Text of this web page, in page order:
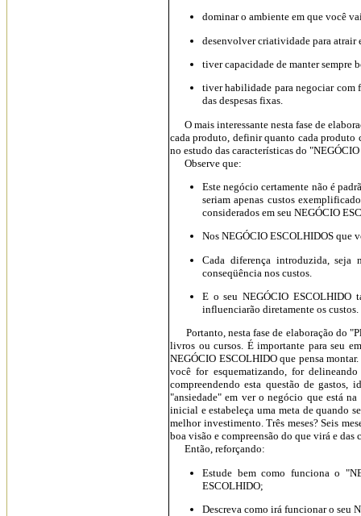
dominar o ambiente em que você
desenvolver criatividade para atrair
tiver capacidade de manter sempre
tiver habilidade para negociar com
das despesas fixas.
O mais interessante nesta fase de
cada produto, definir quanto cada produto
no estudo das características do
Observe que:
Este negócio certamente não é
seriam apenas custos
considerados em seu NEGÓCIO
Nos NEGÓCIO ESCOLHIDOS que
Cada diferença introduzida, seja
conseqüência nos custos.
E o seu NEGÓCIO ESCOLHIDO
influenciarão diretamente os custos.
Portanto, nesta fase de elaboração do
livros ou cursos. É importante para seu
NEGÓCIO ESCOLHIDO que pensa
você for esquematizando, for
compreendendo esta questão de gastos,
"ansiedade" em ver o negócio que está
inicial e estabeleça uma meta de quando
melhor investimento. Três meses? Seis
boa visão e compreensão do que virá e das
Então, reforçando:
Estude bem como funciona o
ESCOLHIDO;
Descreva como irá funcionar o seu